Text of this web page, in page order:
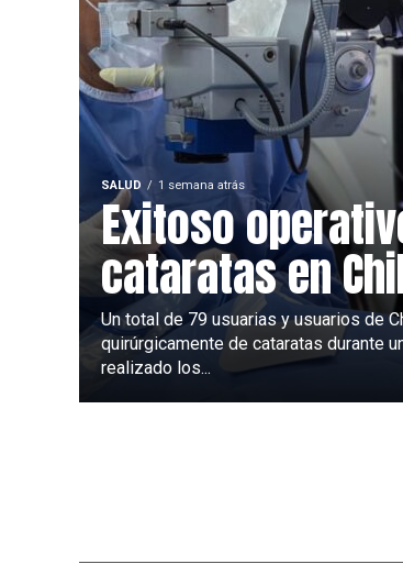
SALUD 1 semana atrás
Exitoso
cataratas en
Un total de 79 usuarias y usuarios de
quirúrgicamente de cataratas durante
realizado los...